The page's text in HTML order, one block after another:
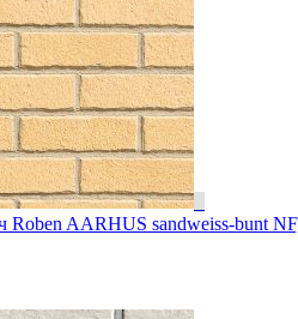
AARHUS sandweiss-bunt